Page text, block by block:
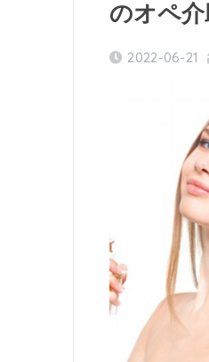
のオペ介
2022-06-21